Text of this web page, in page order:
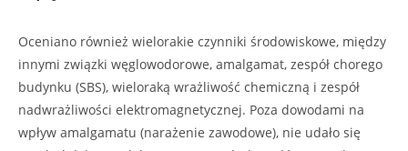
Oceniano również wielorakie czynniki środowiskowe, między
innymi związki węglowodorowe, amalgamat, zespół chorego
budynku (SBS), wieloraką wrażliwość chemiczną i zespół
nadwrażliwości elektromagnetycznej. Poza dowodami na
wpływ amalgamatu (narażenie zawodowe), nie udało się